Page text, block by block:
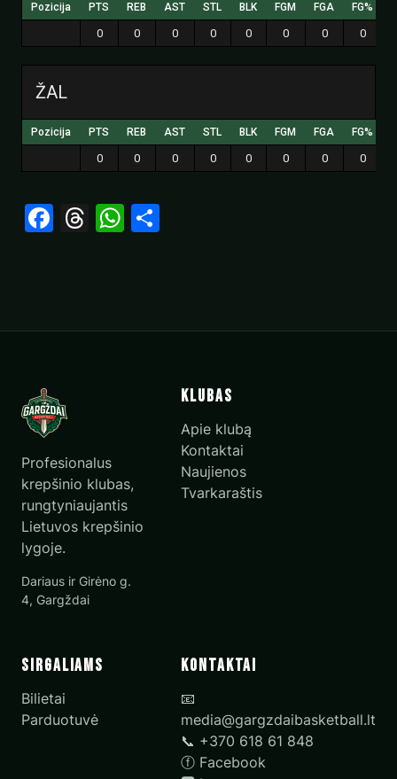
Pozicija PTS REB AST STL BLK FGM FGA FG%
0 0 0 0 0 0 0 0
ŽAL
Pozicija PTS REB AST STL BLK FGM FGA FG%
0 0 0 0 0 0 0 0
Facebook
Threads
WhatsApp
Profesionalus
krepšinio klubas,
rungtyniaujantis
Lietuvos krepšinio
lygoje.
Dariaus ir Girėno g.
4, Gargždai
Klubas
Apie klubą
Kontaktai
Naujienos
Tvarkaraštis
Sirgaliams
Bilietai
Parduotuvė
Kontaktai
📧
media@gargzdaibasketball.lt
📞 +370 618 61 848
ⓕ Facebook